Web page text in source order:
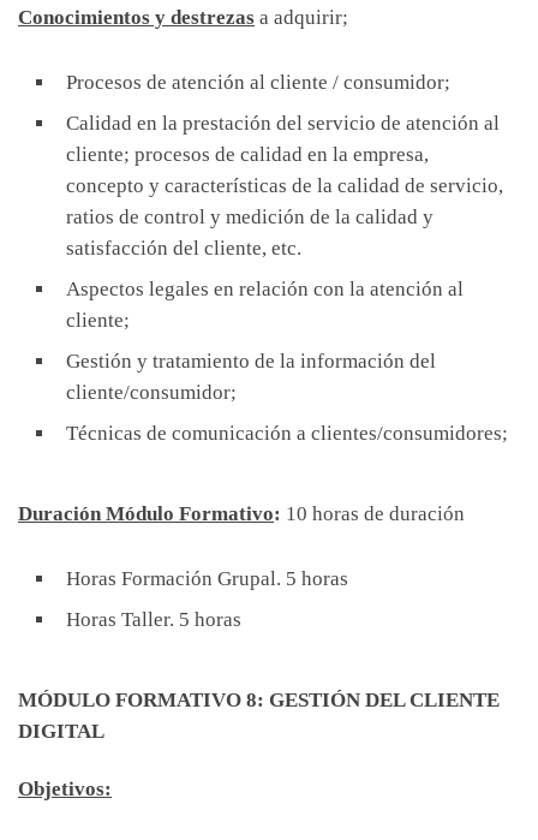
Conocimientos y destrezas a adquirir;
Procesos de atención al cliente / consumidor;
Calidad en la prestación del servicio de atención al
cliente; procesos de calidad en la empresa,
concepto y características de la calidad de servicio,
ratios de control y medición de la calidad y
satisfacción del cliente, etc.
Aspectos legales en relación con la atención al
cliente;
Gestión y tratamiento de la información del
cliente/consumidor;
Técnicas de comunicación a clientes/consumidores;
Duración Módulo Formativo: 10 horas de duración
Horas Formación Grupal. 5 horas
Horas Taller. 5 horas
MÓDULO FORMATIVO 8: GESTIÓN DEL CLIENTE
DIGITAL
Objetivos: